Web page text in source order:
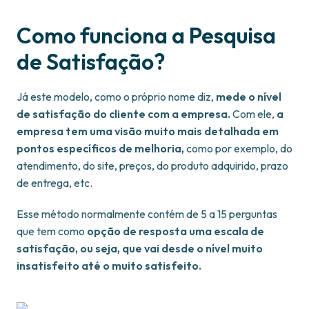
Como funciona a Pesquisa
de Satisfação?
Já este modelo, como o próprio nome diz, mede o nível
de satisfação do cliente com a empresa. Com ele, a
empresa tem uma visão muito mais detalhada em
pontos específicos de melhoria, como por exemplo, do
atendimento, do site, preços, do produto adquirido, prazo
de entrega, etc.
Esse método normalmente contém de 5 a 15 perguntas
que tem como opção de resposta uma escala de
satisfação, ou seja, que vai desde o nível muito
insatisfeito até o muito satisfeito.